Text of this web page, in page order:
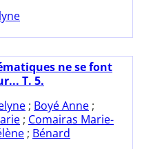
ne se font
T. 5.
; Boyé Anne ;
; Comairas Marie-
; Bénard